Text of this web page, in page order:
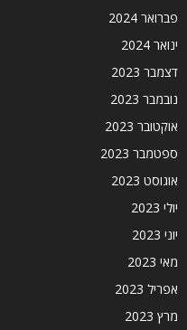
פברואר 2024
ינואר 2024
דצמבר 2023
נובמבר 2023
אוקטובר 2023
ספטמבר 2023
אוגוסט 2023
יולי 2023
יוני 2023
מאי 2023
אפריל 2023
מרץ 2023